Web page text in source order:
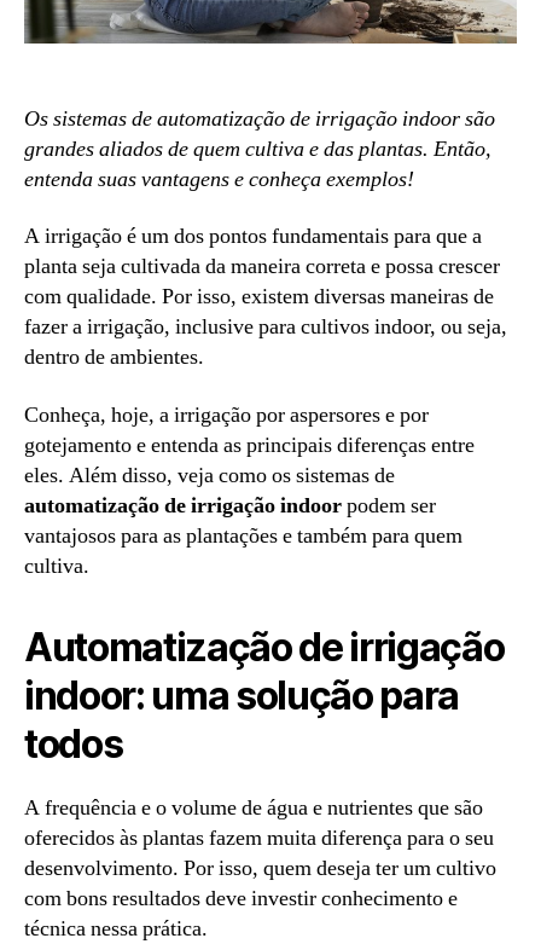
Os sistemas de automatização de irrigação indoor são
grandes aliados de quem cultiva e das plantas. Então,
entenda suas vantagens e conheça exemplos!
A irrigação é um dos pontos fundamentais para que a
planta seja cultivada da maneira correta e possa crescer
com qualidade. Por isso, existem diversas maneiras de
fazer a irrigação, inclusive para cultivos indoor, ou seja,
dentro de ambientes.
Conheça, hoje, a irrigação por aspersores e por
gotejamento e entenda as principais diferenças entre
eles. Além disso, veja como os sistemas de
automatização de irrigação indoorpodem ser
vantajosos para as plantações e também para quem
cultiva.
Automatização de irrigação
indoor: uma solução para
todos
A frequência e o volume de água e nutrientes que são
oferecidos às plantas fazem muita diferença para o seu
desenvolvimento. Por isso, quem deseja ter um cultivo
com bons resultados deve investir conhecimento e
técnica nessa prática.